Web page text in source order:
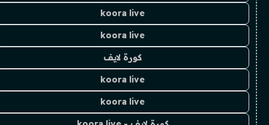
koora live
koora live
كورة لايف
koora live
koora live